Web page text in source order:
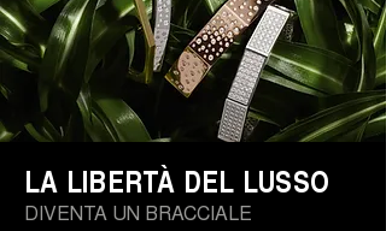
LA LIBERTÀ DEL LUSSO
DIVENTA UN BRACCIALE